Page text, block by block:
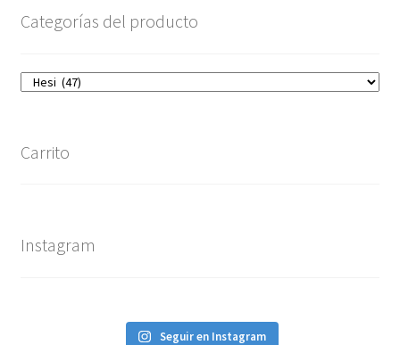
Categorías del producto
Carrito
Instagram
Seguir en Instagram